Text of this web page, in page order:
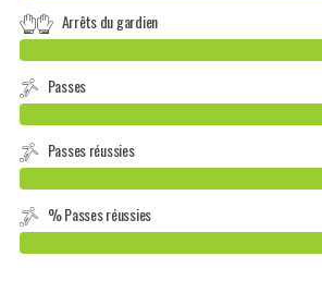
Arrêts du gardien
Passes
Passes réussies
% Passes réussies